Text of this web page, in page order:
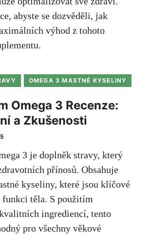
abyste se dozvěděli, jak
výhod z tohoto
OMEGA 3 MASTNÉ KYSELINY
Omega 3 Recenze:
a Zkušenosti
3 je doplněk stravy, který
přínosů. Obsahuje
kyseliny, které jsou klíčové
funkci těla. S použitím
ingrediencí, tento
pro všechny věkové